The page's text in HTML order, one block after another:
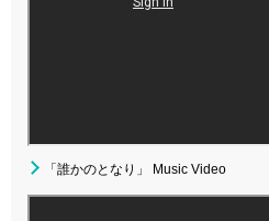
「誰かのとなり」 Music Video